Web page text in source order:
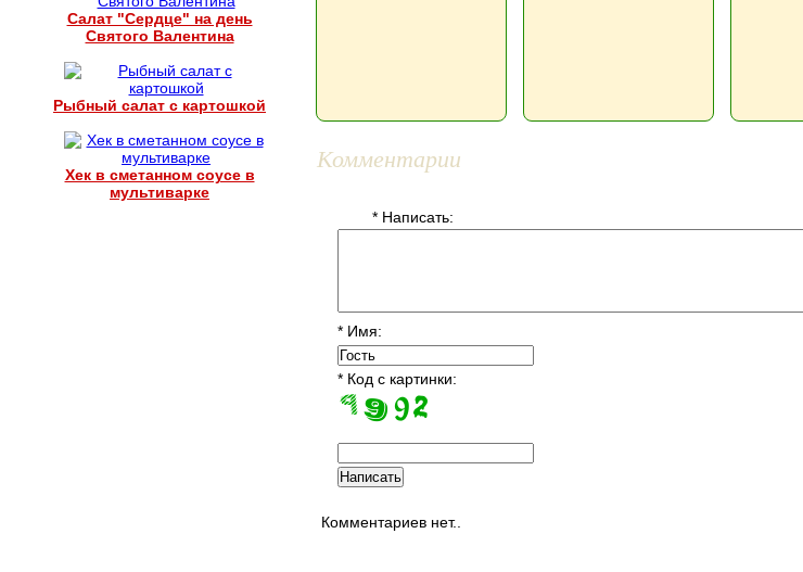
Салат "Сердце" на день
Святого Валентина
Рыбный салат с картошкой
Хек в сметанном соусе в
мультиварке
Комментарии
* Написать:
* Имя:
* Код с картинки:
Комментариев нет..